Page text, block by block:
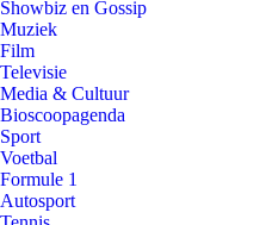
Showbiz en Gossip
Muziek
Film
Televisie
Media & Cultuur
Bioscoopagenda
Sport
Voetbal
Formule 1
Autosport